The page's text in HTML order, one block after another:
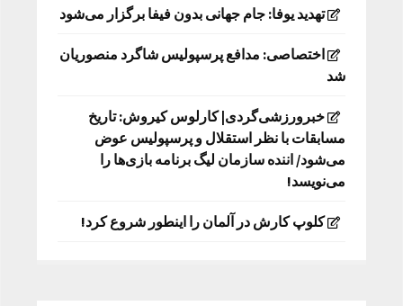
تهدید یوفا: جام جهانی بدون فیفا برگزار می‌شود
اختصاصی: مدافع پرسپولیس شاگرد منصوریان
شد
خبرورزشی‌گردی| کارلوس کیروش: تاریخ
مسابقات با نظر استقلال و پرسپولیس عوض
می‌شود/ اننده سازمان لیگ برنامه بازی‌ها را
می‌نویسد!
کلوپ کارش در آلمان را اینطور شروع کرد!